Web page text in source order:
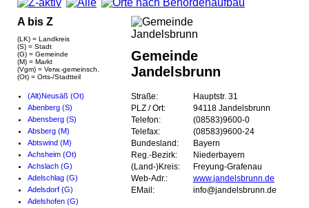
A bis Z
(LK) = Landkreis
(S) = Stadt
(G) = Gemeinde
(M) = Markt
(Vgm) = Verw.-gemeinsch.
(Ot) = Orts-/Stadtteil
(Alt)Neusäß (Ot)
Abenberg (S)
Abensberg (S)
Absberg (M)
Abtswind (M)
Achsheim (Ot)
Achslach (G)
Adelschlag (G)
Adelsdorf (G)
Adelshofen (G)
Gemeinde
Jandelsbrunn
Straße:
Hauptstr. 31
PLZ / Ort:
94118 Jandelsbrunn
Telefon:
(08583)9600-0
Telefax:
(08583)9600-24
Bundesland:
Bayern
Reg.-Bezirk:
Niederbayern
(Land-)Kreis:
Freyung-Grafenau
Web-Adr.:
www.jandelsbrunn.de
EMail:
info@jandelsbrunn.de